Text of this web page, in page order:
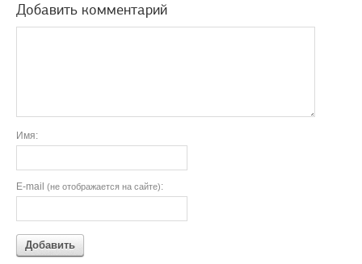
Добавить комментарий
Имя:
E-mail (не отображается на сайте):
Добавить